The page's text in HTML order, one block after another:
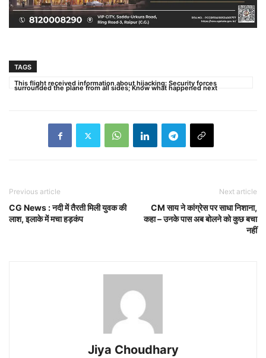
TAGS
This flight received information about hijacking: Security forces
surrounded the plane from all sides; Know what happened next
Previous article
CG News : नदी में तैरती मिली युवक की
लाश, इलाके में मचा हड़कंप
Next article
CM साय ने कांग्रेस पर साधा निशाना,
कहा – उनके पास अब बोलने को कुछ बचा
नहीं
Jiya Choudhary